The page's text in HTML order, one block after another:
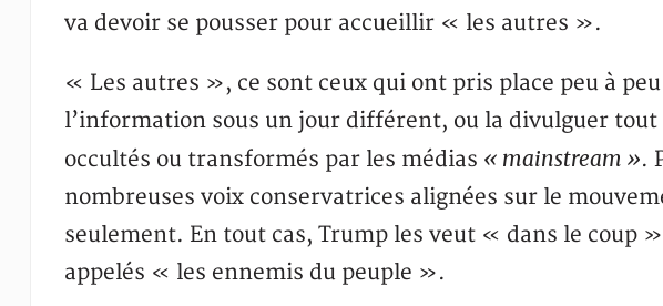
va devoir se pousser pour accueillir « les autres ».
« Les autres », ce sont ceux qui ont pris place peu à
l’information sous un jour différent, ou la divulguer
occultés ou transformés par les médias « mainstream ».
nombreuses voix conservatrices alignées sur le
seulement. En tout cas, Trump les veut « dans le coup
appelés « les ennemis du peuple ».